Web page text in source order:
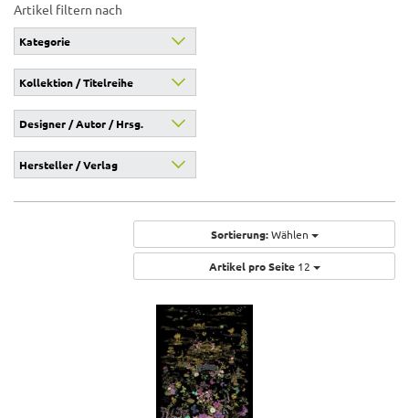
Artikel filtern nach
Kategorie
Kollektion / Titelreihe
Designer / Autor / Hrsg.
Hersteller / Verlag
Sortierung: Wählen
Artikel pro Seite 12